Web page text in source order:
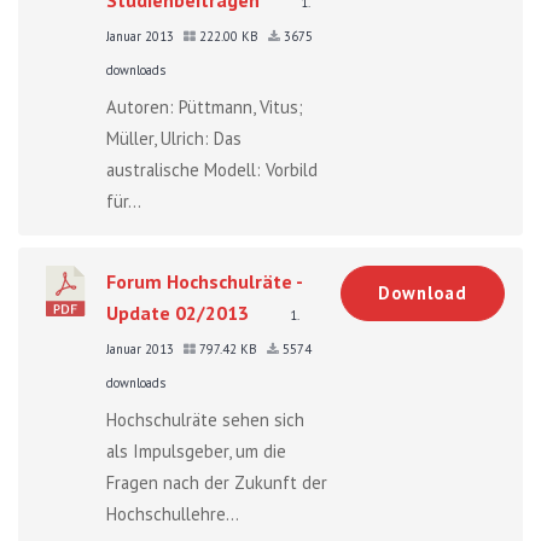
Januar 2013
222.00 KB
3675
downloads
Autoren: Püttmann, Vitus;
Müller, Ulrich: Das
australische Modell: Vorbild
für...
Forum Hochschulräte -
Update 02/2013
1.
Januar 2013
797.42 KB
5574
downloads
Hochschulräte sehen sich
als Impulsgeber, um die
Fragen nach der Zukunft der
Hochschullehre...
Download